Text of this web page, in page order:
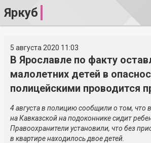
Яркуб
5 августа 2020 11:03
В Ярославле по факту
малолетних детей в
полицейскими проводится
4 августа в полицию сообщили о том, что
на Кавказской на подоконнике сидит
Правоохранители установили, что без
в квартире находилось двое детей.